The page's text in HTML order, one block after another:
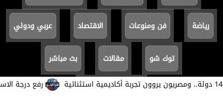
​رفع درجة
رياضة فن ومنوعات الاقتصاد عربي ودولي
توك شو مقالات بث مباشر
سياسة الخصوصية